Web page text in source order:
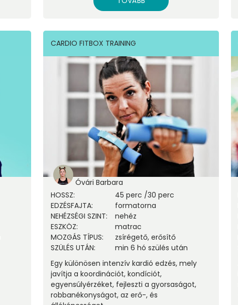
CARDIO FITBOX TRAINING
Óvári Barbara
HOSSZ: 45 perc /30 perc
EDZÉSFAJTA:
formatorna
NEHÉZSÉGI SZINT:
nehéz
ESZKÖZ:
matrac
MOZGÁS TÍPUS:
zsírégető, erősítő
SZÜLÉS UTÁN:
min 6 hó szülés után
Egy különösen intenzív kardió edzés, mely
javítja a koordinációt, kondíciót,
egyensúlyérzéket, fejleszti a gyorsaságot,
robbanékonyságot, az erő-, és